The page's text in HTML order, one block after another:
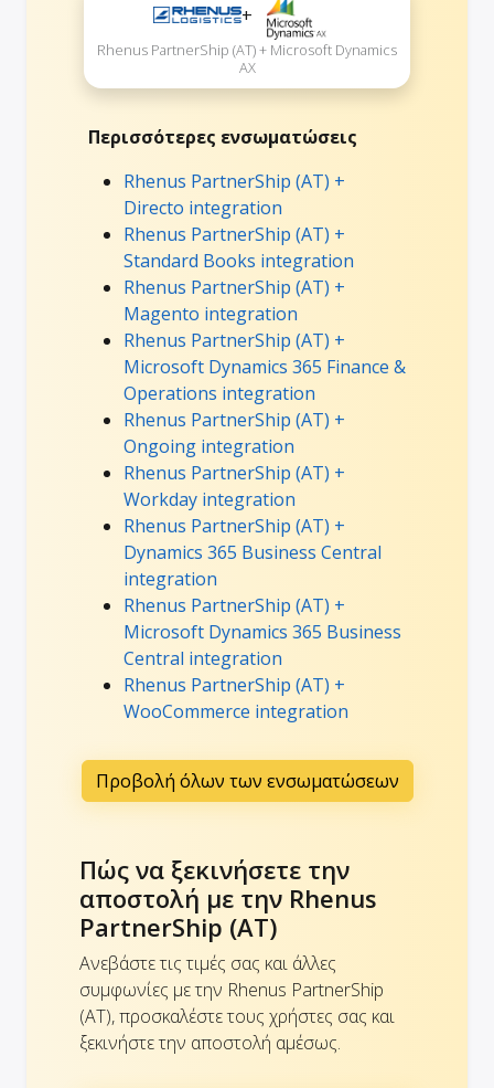
+
Rhenus PartnerShip (AT) + Microsoft Dynamics
AX
Περισσότερες ενσωματώσεις
Rhenus PartnerShip (AT) +
Directo integration
Rhenus PartnerShip (AT) +
Standard Books integration
Rhenus PartnerShip (AT) +
Magento integration
Rhenus PartnerShip (AT) +
Microsoft Dynamics 365 Finance &
Operations integration
Rhenus PartnerShip (AT) +
Ongoing integration
Rhenus PartnerShip (AT) +
Workday integration
Rhenus PartnerShip (AT) +
Dynamics 365 Business Central
integration
Rhenus PartnerShip (AT) +
Microsoft Dynamics 365 Business
Central integration
Rhenus PartnerShip (AT) +
WooCommerce integration
Προβολή όλων των ενσωματώσεων
Πώς να ξεκινήσετε την
αποστολή με την Rhenus
PartnerShip (AT)
Ανεβάστε τις τιμές σας και άλλες
συμφωνίες με την Rhenus PartnerShip
(AT), προσκαλέστε τους χρήστες σας και
ξεκινήστε την αποστολή αμέσως.